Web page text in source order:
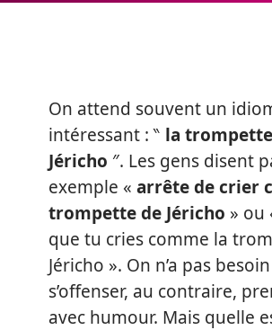
On attend souvent un
intéressant : ‶ la
Jéricho ″. Les gens disent
exemple « arrête de crier
trompette de Jéricho » ou
que tu cries comme la
Jéricho ». On n’a pas
s’offenser, au contraire,
avec humour. Mais quelle